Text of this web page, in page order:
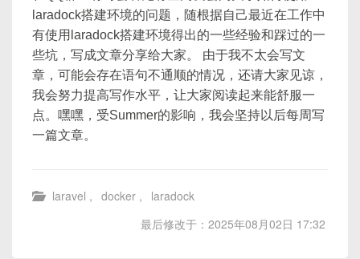
laradock搭建环境的问题，随根据自己最近在工作中
有使用laradock搭建环境得出的一些经验和踩过的一
些坑，写成文章分享给大家。 由于我不太会写文
章，可能会存在语句不通顺的情况，还请大家见谅，
我会努力提高写作水平，让大家阅读起来能舒服一
点。嘿嘿，受Summer的影响，我会坚持以后每周写
一篇文章。
laravel , docker ,
laradock
最后修改于：2025年08月02日 17:32